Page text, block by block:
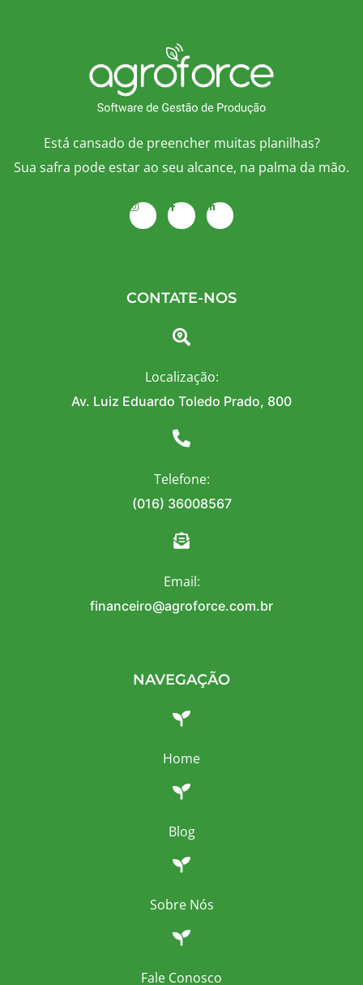
Está cansado de preencher muitas planilhas?
Sua safra pode estar ao seu alcance, na palma da mão.
CONTATE-NOS
Localização:
Av. Luiz Eduardo Toledo Prado, 800
Telefone:
(016) 36008567
Email:
financeiro@agroforce.com.br
NAVEGAÇÃO
Home
Blog
Sobre Nós
Fale Conosco